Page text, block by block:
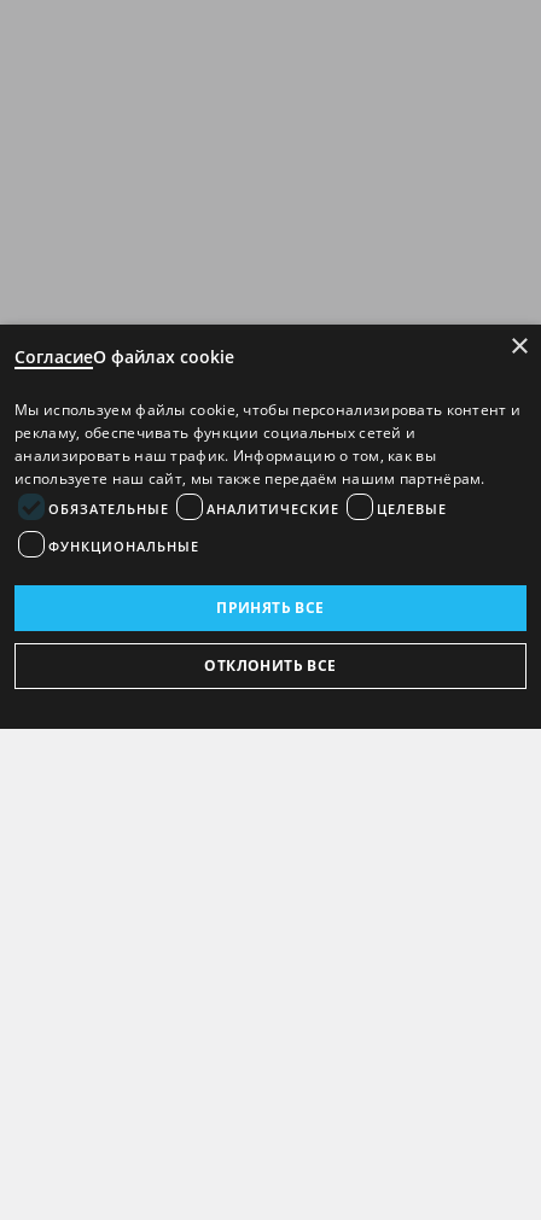
×
СогласиеО файлах cookie
Мы используем файлы cookie, чтобы персонализировать контент и
рекламу, обеспечивать функции социальных сетей и
анализировать наш трафик. Информацию о том, как вы
используете наш сайт, мы также передаём нашим партнёрам.
ОБЯЗАТЕЛЬНЫЕ АНАЛИТИЧЕСКИЕ ЦЕЛЕВЫЕ
ФУНКЦИОНАЛЬНЫЕ
ПРИНЯТЬ ВСЕ
ОТКЛОНИТЬ ВСЕ